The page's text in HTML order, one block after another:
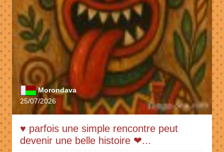
Morondava
25/07/2026
♥️ parfois une simple rencontre peut
devenir une belle histoire ❤...